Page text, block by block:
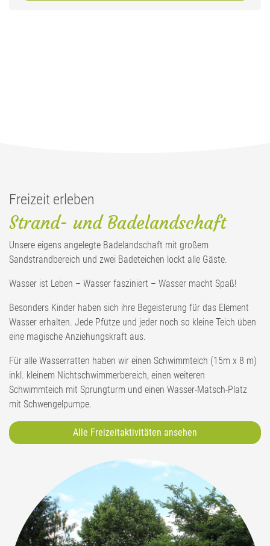
Freizeit erleben
Strand- und Badelandschaft
Unsere eigens angelegte Badelandschaft mit großem
Sandstrandbereich und zwei Badeteichen lockt alle Gäste.
Wasser ist Leben – Wasser fasziniert – Wasser macht Spaß!
Besonders Kinder haben sich ihre Begeisterung für das Element
Wasser erhalten. Jede Pfütze und jeder noch so kleine Teich üben
eine magische Anziehungskraft aus.
Für alle Wasserratten haben wir einen Schwimmteich (15m x 8 m)
inkl. kleinem Nichtschwimmerbereich, einen weiteren
Schwimmteich mit Sprungturm und einen Wasser-Matsch-Platz
mit Schwengelpumpe.
Alle Freizeitaktivitäten ansehen